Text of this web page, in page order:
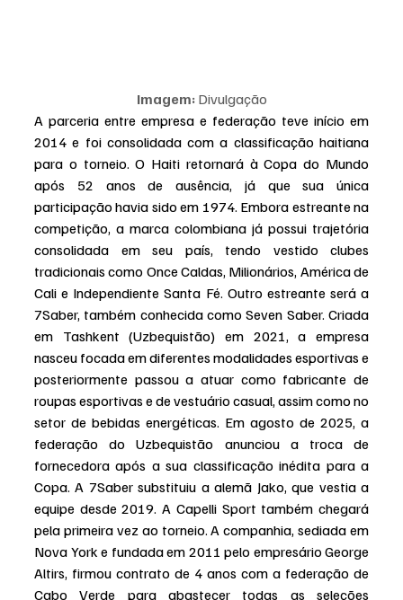
Imagem: Divulgação
A parceria entre empresa e federação teve início em
2014 e foi consolidada com a classificação haitiana
para o torneio. O Haiti retornará à Copa do Mundo
após 52 anos de ausência, já que sua única
participação havia sido em 1974. Embora estreante na
competição, a marca colombiana já possui trajetória
consolidada em seu país, tendo vestido clubes
tradicionais como Once Caldas, Milionários, América de
Cali e Independiente Santa Fé. Outro estreante será a
7Saber, também conhecida como Seven Saber. Criada
em Tashkent (Uzbequistão) em 2021, a empresa
nasceu focada em diferentes modalidades esportivas e
posteriormente passou a atuar como fabricante de
roupas esportivas e de vestuário casual, assim como no
setor de bebidas energéticas. Em agosto de 2025, a
federação do Uzbequistão anunciou a troca de
fornecedora após a sua classificação inédita para a
Copa. A 7Saber substituiu a alemã Jako, que vestia a
equipe desde 2019. A Capelli Sport também chegará
pela primeira vez ao torneio. A companhia, sediada em
Nova York e fundada em 2011 pelo empresário George
Altirs, firmou contrato de 4 anos com a federação de
Cabo Verde para abastecer todas as seleções